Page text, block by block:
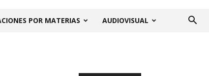
POR MATERIAS AUDIOVISUAL